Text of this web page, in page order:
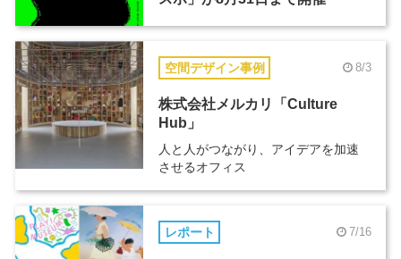
空間デザイン事例 8/3
株式会社メルカリ「Culture
Hub」
人と人がつながり、アイデアを加速
させるオフィス
レポート 7/16